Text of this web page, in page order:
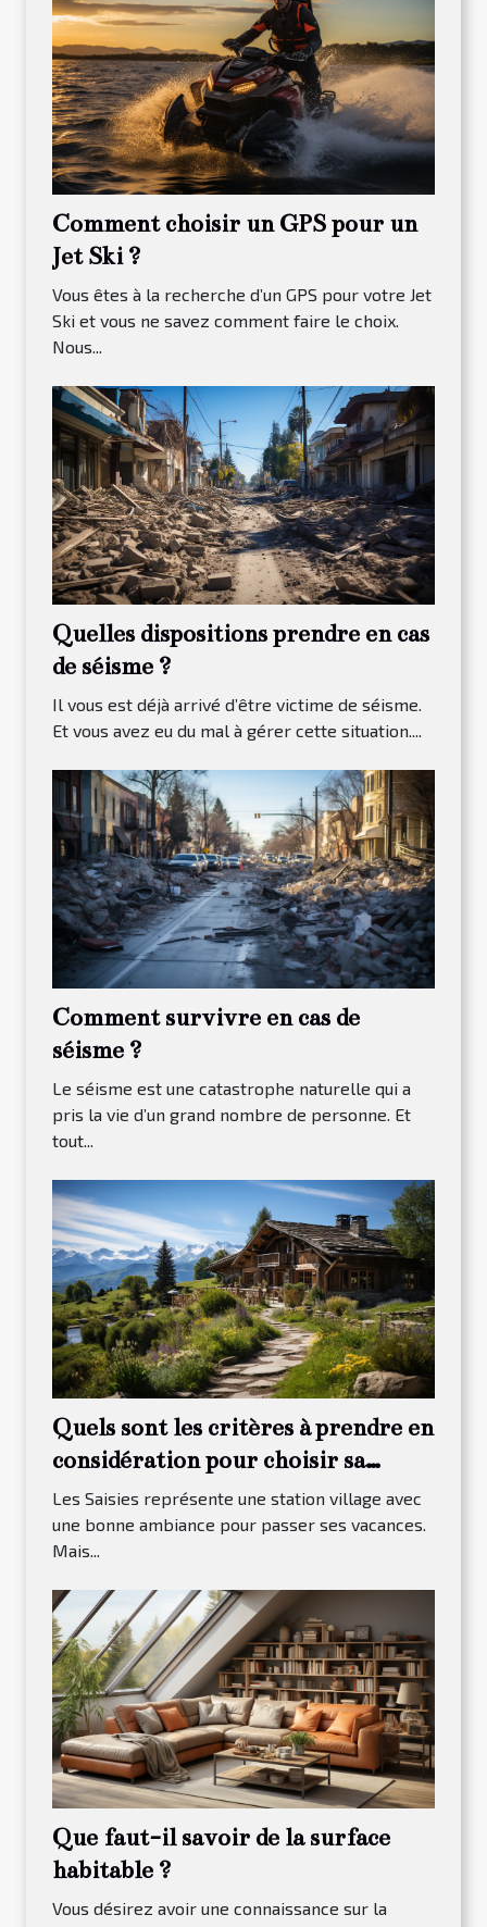
Comment choisir un GPS pour un
Jet Ski ?
Vous êtes à la recherche d’un GPS pour votre Jet
Ski et vous ne savez comment faire le choix.
Nous...
Quelles dispositions prendre en cas
de séisme ?
Il vous est déjà arrivé d’être victime de séisme.
Et vous avez eu du mal à gérer cette situation....
Comment survivre en cas de
séisme ?
Le séisme est une catastrophe naturelle qui a
pris la vie d’un grand nombre de personne. Et
tout...
Quels sont les critères à prendre en
considération pour choisir sa
maison à louer dans Les Saisies ?
Les Saisies représente une station village avec
une bonne ambiance pour passer ses vacances.
Mais...
Que faut-il savoir de la surface
habitable ?
Vous désirez avoir une connaissance sur la